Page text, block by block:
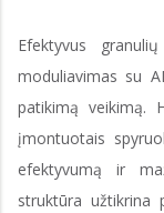
Efektyvus
moduliavimas su
patikimą veikimą.
įmontuotais
efektyvumą ir
struktūra užtikrina